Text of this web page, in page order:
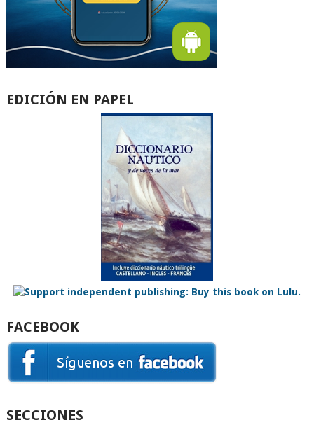
EDICIÓN EN PAPEL
FACEBOOK
SECCIONES